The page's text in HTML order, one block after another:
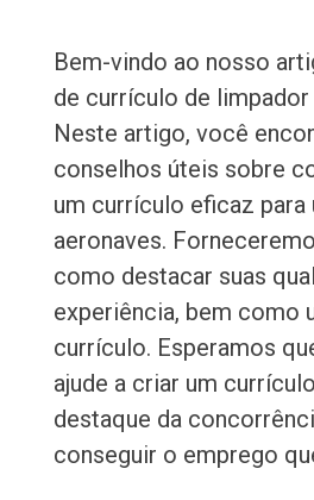
Bem-vindo ao nosso
de currículo de limpador
Neste artigo, você
conselhos úteis sobre
um currículo eficaz para
aeronaves.
como destacar suas
experiência, bem como
currículo. Esperamos
ajude a criar um
destaque da
conseguir o emprego